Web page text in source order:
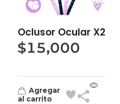
Oclusor Ocular X2
$15,000
Agregar
al carrito